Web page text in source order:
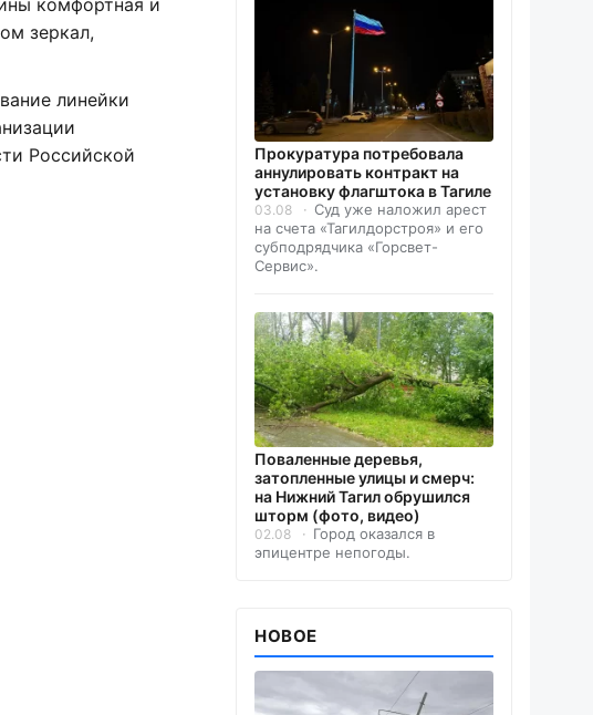
комфортная и
зеркал,
линейки
Российской
Прокуратура потребовала
аннулировать контракт на
установку флагштока в Тагиле
03.08
Суд уже наложил арест
на счета «Тагилдорстроя» и его
субподрядчика «Горсвет-
Сервис».
Поваленные деревья,
затопленные улицы и смерч:
на Нижний Тагил обрушился
шторм (фото, видео)
02.08
Город оказался в
эпицентре непогоды.
НОВОЕ